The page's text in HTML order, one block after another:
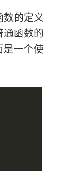
的定义
通函数的
是一个使